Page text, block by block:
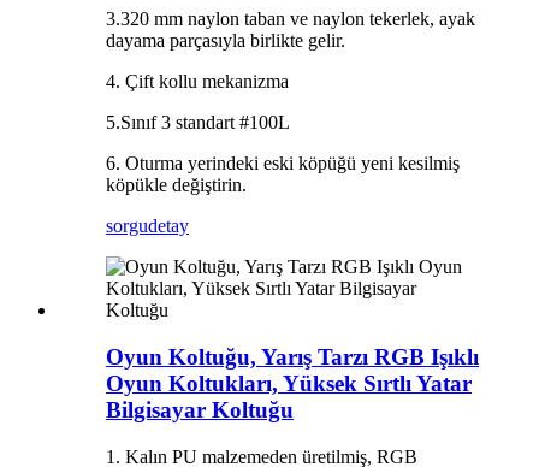
3.320 mm naylon taban ve naylon tekerlek, ayak
dayama parçasıyla birlikte gelir.
4. Çift kollu mekanizma
5.Sınıf 3 standart #100L
6. Oturma yerindeki eski köpüğü yeni kesilmiş
köpükle değiştirin.
sorgudetay
Oyun Koltuğu, Yarış Tarzı RGB Işıklı
Oyun Koltukları, Yüksek Sırtlı Yatar
Bilgisayar Koltuğu
1. Kalın PU malzemeden üretilmiş, RGB